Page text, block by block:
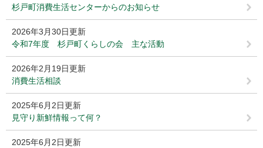
杉戸町消費生活センターからのお知らせ
2026年3月30日更新
令和7年度 杉戸町くらしの会 主な活動
2026年2月19日更新
消費生活相談
2025年6月2日更新
見守り新鮮情報って何？
2025年6月2日更新